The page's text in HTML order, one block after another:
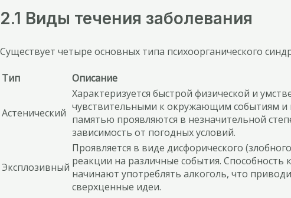
2.1 Виды течения заболевания
Существует четыре основных типа психоорганического
Тип Описание
Астенический
Характеризуется быстрой физической и
чувствительными к окружающим событиям и
памятью проявляются в незначительной
зависимость от погодных условий.
Эксплозивный
Проявляется в виде дисфорического
реакции на различные события. Способность
начинают употреблять алкоголь, что
сверхценные идеи.